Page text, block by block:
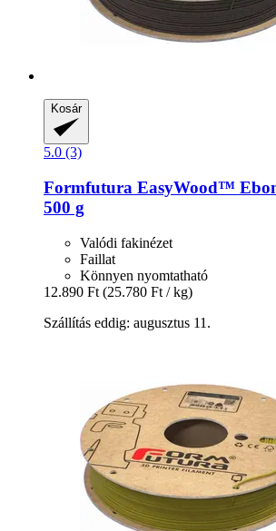
Kosár
5.0 (3)
Formfutura EasyWood™
500 g
Valódi fakinézet
Faillat
Könnyen nyomtatható
12.890 Ft (25.780 Ft / kg)
Szállítás eddig: augusztus 11.